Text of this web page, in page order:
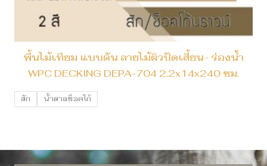
พื้นไม้เทียม แบบตัน ลายไม้ผิวปัดเสี้ยน- ร่องน้ำ
WPC DECKING DEPA-704 2.2x14x240 ซม.
สัก น้ำตาลช็อคโก้